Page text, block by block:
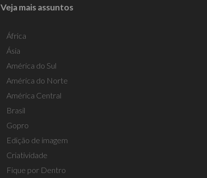
Veja mais assuntos
África
Ásia
América do Sul
América do Norte
América Central
Brasil
Gopro
Edição de imagem
Criatividade
Fique por Dentro